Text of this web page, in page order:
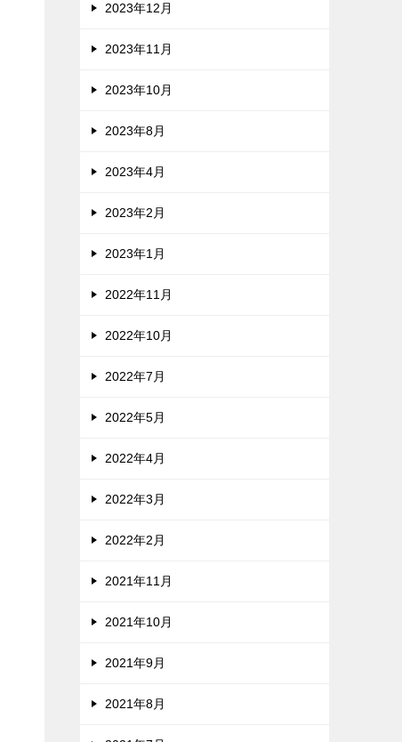
2023年12月
2023年11月
2023年10月
2023年8月
2023年4月
2023年2月
2023年1月
2022年11月
2022年10月
2022年7月
2022年5月
2022年4月
2022年3月
2022年2月
2021年11月
2021年10月
2021年9月
2021年8月